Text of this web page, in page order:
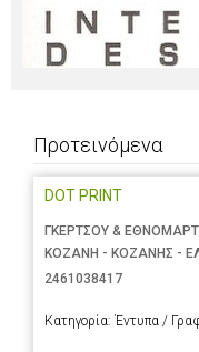
Προτεινόμενα
DOT PRINT
ΓΚΕΡΤΣΟΥ &
ΚΟΖΑΝΗ - ΚΟΖΑΝΗΣ -
2461038417
Κατηγορία: Έντυπα /